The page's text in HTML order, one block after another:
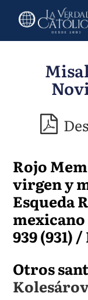
Rojo
virgen y
Esqueda
mexicano
939 (931)
Otros